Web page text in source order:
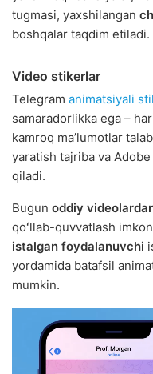
tugmasi, yaxshilangan
boshqalar taqdim etiladi.
Video stikerlar
Telegram animatsiyali
samaradorlikka ega –
kamroq maʼlumotlar
yaratish tajriba va
qiladi.
Bugun oddiy
qoʻllab-quvvatlash
istalgan foydalanuvchi
yordamida batafsil
mumkin.